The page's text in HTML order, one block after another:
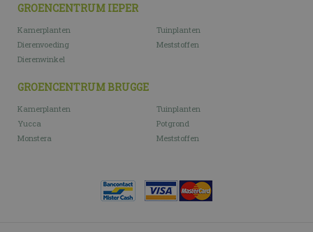
GROENCENTRUM IEPER
Kamerplanten
Tuinplanten
Dierenvoeding
Meststoffen
Dierenwinkel
GROENCENTRUM BRUGGE
Kamerplanten
Tuinplanten
Yucca
Potgrond
Monstera
Meststoffen